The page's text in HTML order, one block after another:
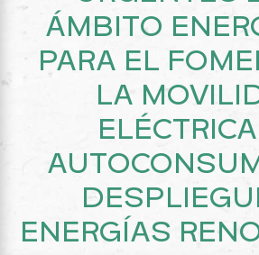
ÁMBITO
PARA EL
LA
ENERGÍAS